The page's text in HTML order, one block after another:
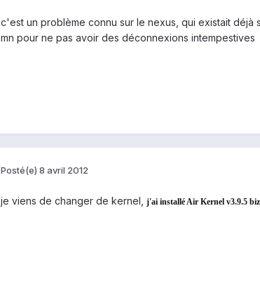
c'est un problème connu sur le nexus, qui existait
mn pour ne pas avoir des déconnexions intempestives
Posté(e) 8 avril 2012
je viens de changer de kernel, j'ai installé Air Kernel v3.9.5